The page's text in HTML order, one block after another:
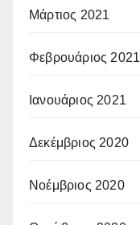
Μάρτιος 2021
Φεβρουάριος 2021
Ιανουάριος 2021
Δεκέμβριος 2020
Νοέμβριος 2020